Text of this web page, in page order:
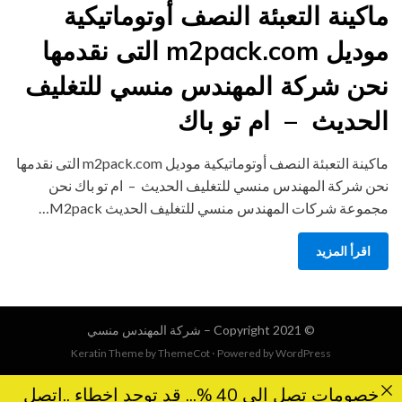
ماكينة التعبئة النصف أوتوماتيكية
موديل m2pack.com التى نقدمها
نحن شركة المهندس منسي للتغليف
الحديث – ام تو باك
ماكينة التعبئة النصف أوتوماتيكية موديل m2pack.com التى نقدمها
نحن شركة المهندس منسي للتغليف الحديث – ام تو باك نحن
مجموعة شركات المهندس منسي للتغليف الحديث M2pack…
اقرأ المزيد
© Copyright 2021 – شركة المهندس منسي
Keratin Theme byThemeCot ⋅ Powered byWordPress
خصومات تصل الى 40 %... قد توجد اخطاء ..اتصل